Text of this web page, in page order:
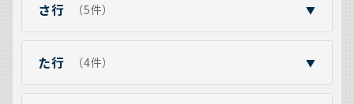
さ行 （5件） ▼
た行 （4件） ▼